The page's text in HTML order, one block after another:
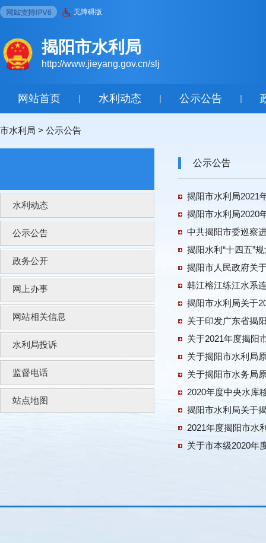
无障碍版
揭阳市水利局
http://www.jieyang.gov.cn/slj
网站首页 | 水利动态 | 公示公告 |
市水利局 > 公示公告
水利动态
公示公告
政务公开
网上办事
网站相关信息
水利局投诉
监督电话
站点地图
公示公告
揭阳市水利局2021
揭阳市水利局2020
中共揭阳市委巡察
揭阳水利“十四五”
揭阳市人民政府关
韩江榕江练江水系
揭阳市水利局关于
关于2021年度揭阳
关于揭阳市水利局
关于揭阳市水务局
2020年度中央水库
揭阳市水利局关于
2021年度揭阳市水
关于市本级2020年